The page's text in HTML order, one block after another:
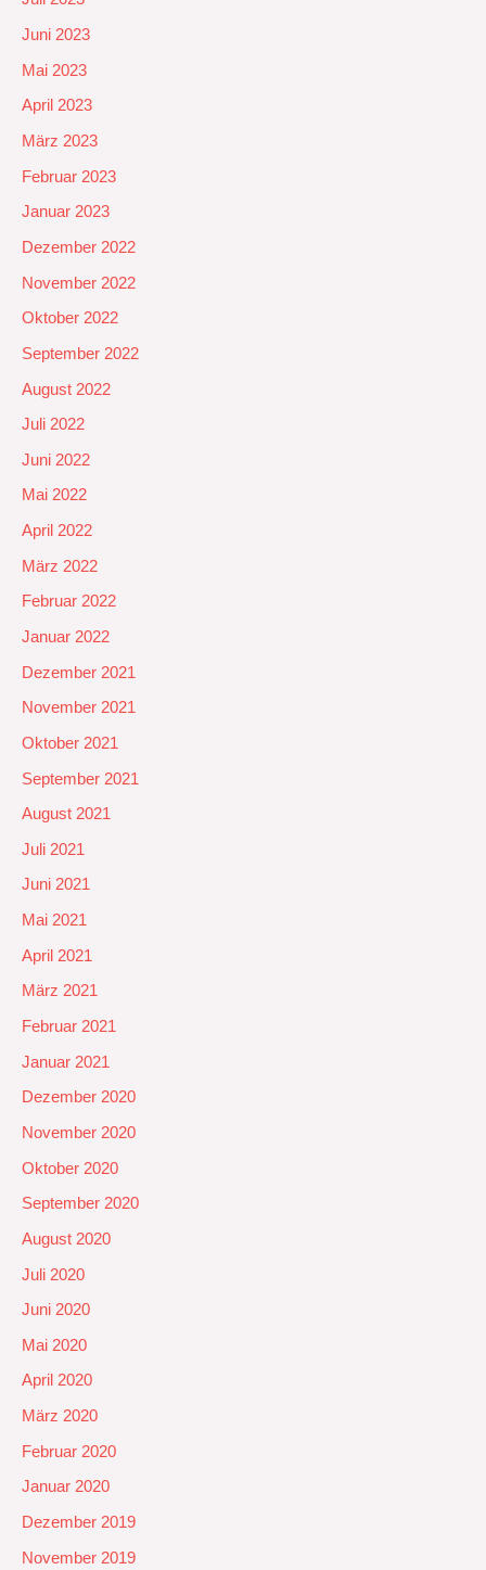
Juni 2023
Mai 2023
April 2023
März 2023
Februar 2023
Januar 2023
Dezember 2022
November 2022
Oktober 2022
September 2022
August 2022
Juli 2022
Juni 2022
Mai 2022
April 2022
März 2022
Februar 2022
Januar 2022
Dezember 2021
November 2021
Oktober 2021
September 2021
August 2021
Juli 2021
Juni 2021
Mai 2021
April 2021
März 2021
Februar 2021
Januar 2021
Dezember 2020
November 2020
Oktober 2020
September 2020
August 2020
Juli 2020
Juni 2020
Mai 2020
April 2020
März 2020
Februar 2020
Januar 2020
Dezember 2019
November 2019